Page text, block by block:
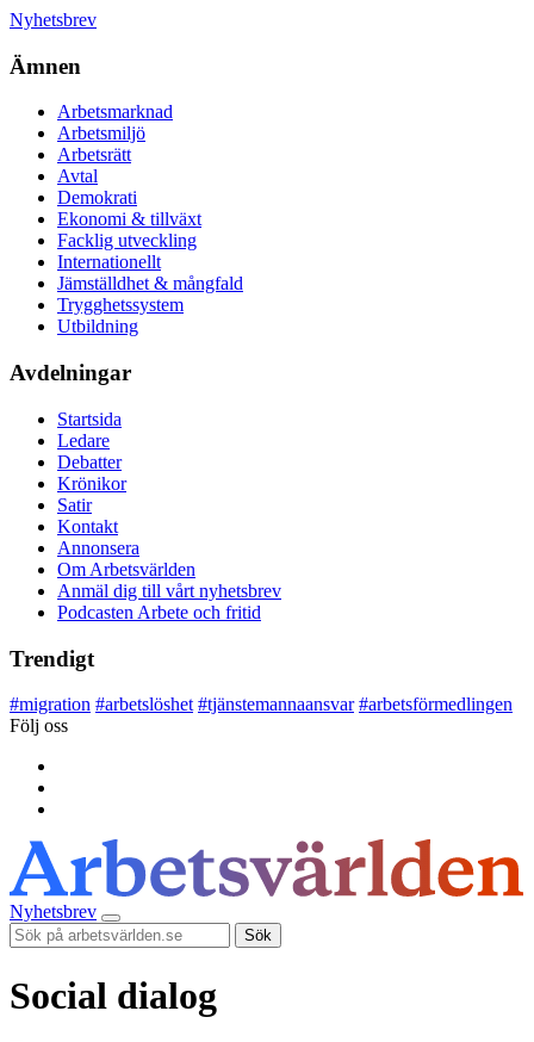
Nyhetsbrev
Ämnen
Arbetsmarknad
Arbetsmiljö
Arbetsrätt
Avtal
Demokrati
Ekonomi & tillväxt
Facklig utveckling
Internationellt
Jämställdhet & mångfald
Trygghetssystem
Utbildning
Avdelningar
Startsida
Ledare
Debatter
Krönikor
Satir
Kontakt
Annonsera
Om Arbetsvärlden
Anmäl dig till vårt nyhetsbrev
Podcasten Arbete och fritid
Trendigt
#migration #arbetslöshet #tjänstemannaansvar #arbetsförmedlingen
Följ oss
Nyhetsbrev
Sök
Social dialog